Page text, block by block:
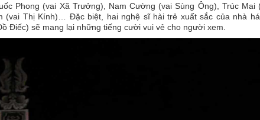
Phong (vai Xã Trưởng), Nam Cường (vai Sùng Ông), Trúc Mai
(vai Thị Kính)… Đặc biệt, hai nghệ sĩ hài trẻ xuất sắc của nhà
Điếc) sẽ mang lại những tiếng cười vui vẻ cho người xem.